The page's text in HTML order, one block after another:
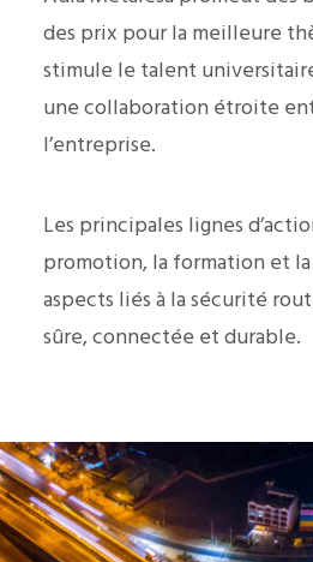
des prix pour la meilleure
stimule le talent
une collaboration étroite
l’entreprise.
Les principales lignes
promotion, la formation et
aspects liés à la sécurité
sûre, connectée et durable.